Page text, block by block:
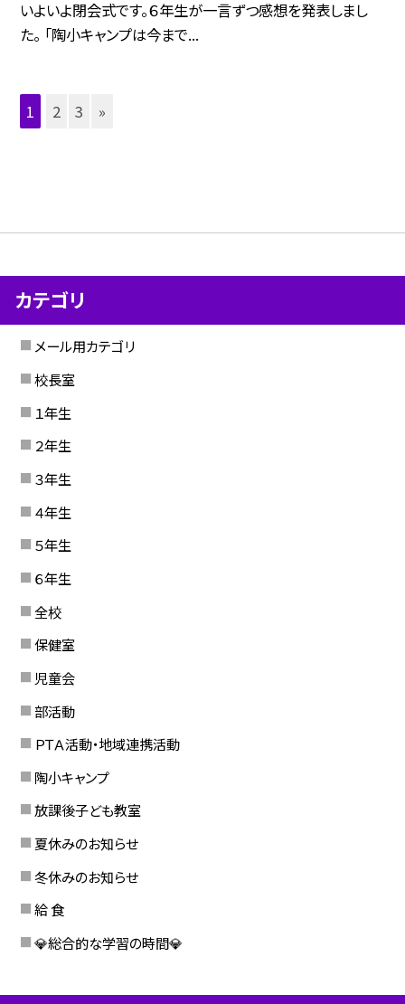
いよいよ閉会式です。６年生が一言ずつ感想を発表しまし
た。 「陶小キャンプは今まで...
1 2 3 »
カテゴリ
メール用カテゴリ
校長室
１年生
２年生
３年生
４年生
５年生
６年生
全校
保健室
児童会
部活動
ＰＴＡ活動・地域連携活動
陶小キャンプ
放課後子ども教室
夏休みのお知らせ
冬休みのお知らせ
給 食
💎総合的な学習の時間💎